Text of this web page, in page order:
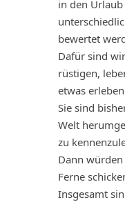
in den
bewertet
Dafür sind
rüstigen,
etwas
Sie sind
Welt
zu
Dann
Ferne
Insgesamt